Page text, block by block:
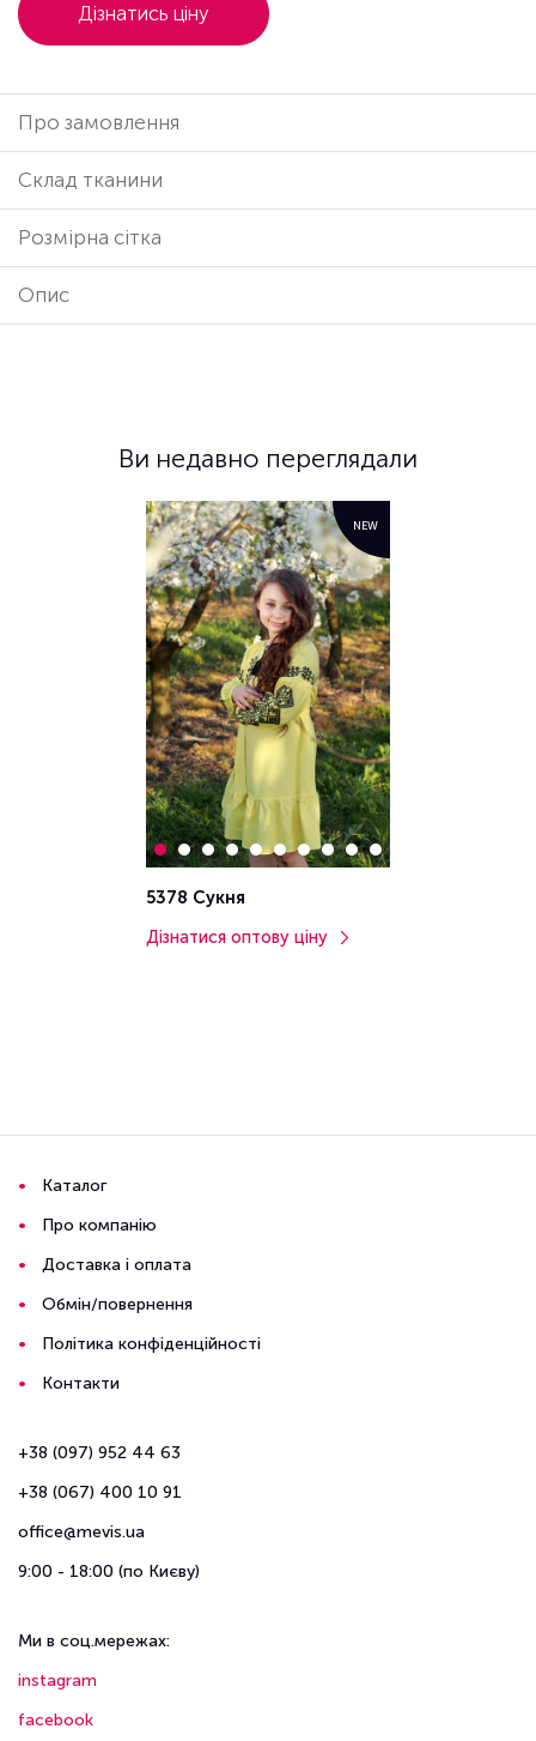
Дізнатись ціну
Про замовлення
Cклад тканини
Розмірна сітка
Опис
Ви недавно переглядали
NEW
5378 Сукня
Дізнатися оптову ціну
Каталог
Про компанію
Доставка і оплата
Обмін/повернення
Політика конфіденційності
Контакти
+38 (097) 952 44 63
+38 (067) 400 10 91
office@mevis.ua
9:00 - 18:00 (по Києву)
Ми в соц.мережах:
instagram
facebook